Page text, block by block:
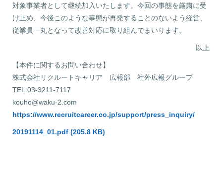
対象事業者として継続加入いたします。今回の事態を厳粛に受
け止め、今後このような事態が再発することのないよう経営、
従業員一丸となって改善対応に取り組んでまいります。
以上
【本件に関するお問い合わせ】
株式会社リクルートキャリア 広報部 社外広報グループ
TEL:03-3211-7117
kouho@waku-2.com
https://www.recruitcareer.co.jp/support/press_inquiry/
20191114_01.pdf (205.8 KB)